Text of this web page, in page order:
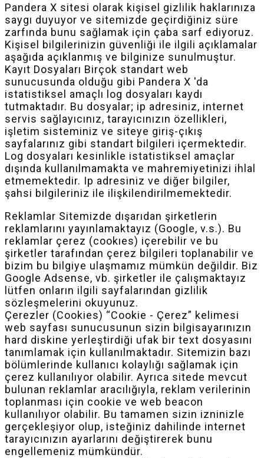
Pandera X sitesi olarak kişisel gizlilik haklarınıza
saygı duyuyor ve sitemizde geçirdiğiniz süre
zarfında bunu sağlamak için çaba sarf ediyoruz.
Kişisel bilgilerinizin güvenliği ile ilgili açıklamalar
aşağıda açıklanmış ve bilginize sunulmuştur.
Kayıt Dosyaları Birçok standart web
sunucusunda olduğu gibi Pandera X 'da
istatistiksel amaçlı log dosyaları kaydı
tutmaktadır. Bu dosyalar; ip adresiniz, internet
servis sağlayıcınız, tarayıcınızın özellikleri,
işletim sisteminiz ve siteye giriş-çıkış
sayfalarınız gibi standart bilgileri içermektedir.
Log dosyaları kesinlikle istatistiksel amaçlar
dışında kullanılmamakta ve mahremiyetinizi ihlal
etmemektedir. Ip adresiniz ve diğer bilgiler,
şahsi bilgileriniz ile ilişkilendirilmemektedir.
Reklamlar Sitemizde dışarıdan şirketlerin
reklamlarını yayınlamaktayız (Google, v.s.). Bu
reklamlar çerez (cookıes) içerebilir ve bu
şirketler tarafından çerez bilgileri toplanabilir ve
bizim bu bilgiye ulaşmamız mümkün değildir. Biz
Google Adsense, vb. şirketler ile çalışmaktayız
lütfen onların ilgili sayfalarından gizlilik
sözleşmelerini okuyunuz.
Çerezler (Cookies) “Cookie - Çerez” kelimesi
web sayfası sunucusunun sizin bilgisayarınızın
hard diskine yerleştirdiği ufak bir text dosyasını
tanımlamak için kullanılmaktadır. Sitemizin bazı
bölümlerinde kullanıcı kolaylığı sağlamak için
çerez kullanılıyor olabilir. Ayrıca sitede mevcut
bulunan reklamlar aracılığıyla, reklam verilerinin
toplanması için cookie ve web beacon
kullanılıyor olabilir. Bu tamamen sizin izninizle
gerçekleşiyor olup, isteğiniz dahilinde internet
tarayıcınızın ayarlarını değiştirerek bunu
engellemeniz mümkündür.